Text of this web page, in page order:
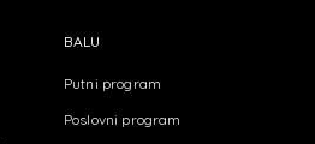
BALU
Putni program
Poslovni program